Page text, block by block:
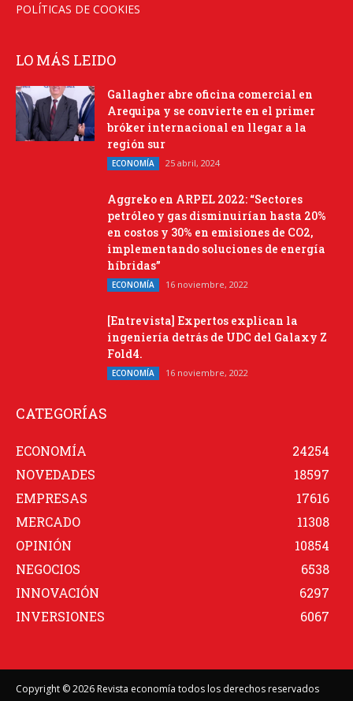
POLÍTICAS DE COOKIES
LO MÁS LEIDO
Gallagher abre oficina comercial en
Arequipa y se convierte en el primer
bróker internacional en llegar a la
región sur
ECONOMÍA 25 abril, 2024
Aggreko en ARPEL 2022: “Sectores
petróleo y gas disminuirían hasta 20%
en costos y 30% en emisiones de CO2,
implementando soluciones de energía
híbridas”
ECONOMÍA 16 noviembre, 2022
[Entrevista] Expertos explican la
ingeniería detrás de UDC del Galaxy Z
Fold4.
ECONOMÍA 16 noviembre, 2022
CATEGORÍAS
ECONOMÍA
24254
NOVEDADES
18597
EMPRESAS
17616
MERCADO
11308
OPINIÓN
10854
NEGOCIOS
6538
INNOVACIÓN
6297
INVERSIONES
6067
Copyright © 2026 Revista economía todos los derechos reservados